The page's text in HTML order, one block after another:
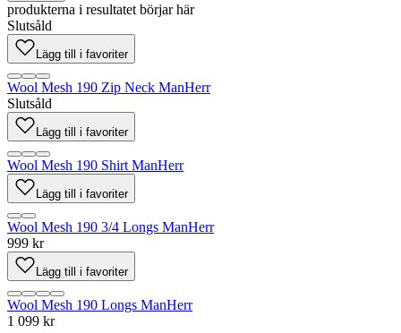
produkterna i resultatet börjar här
Slutsåld
Lägg till i favoriter
Wool Mesh 190 Zip Neck ManHerr
Slutsåld
Lägg till i favoriter
Wool Mesh 190 Shirt ManHerr
Lägg till i favoriter
Wool Mesh 190 3/4 Longs ManHerr
999 kr
Lägg till i favoriter
Wool Mesh 190 Longs ManHerr
1 099 kr